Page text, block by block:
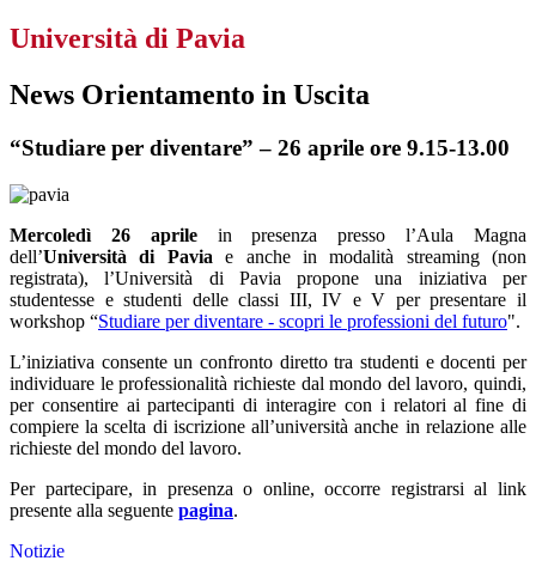
Università di Pavia
News Orientamento in Uscita
“Studiare per diventare” – 26 aprile ore 9.15-13.00
Mercoledì 26 aprilein presenza presso l’Aula Magna
dell’Università di Pavia e anche in modalità streaming (non
registrata), l’Università di Pavia propone una iniziativa per
studentesse e studenti delle classi III, IV e V per presentare il
workshop “Studiare per diventare - scopri le professioni del futuro".
L’iniziativa consente un confronto diretto tra studenti e docenti per
individuare le professionalità richieste dal mondo del lavoro, quindi,
per consentire ai partecipanti di interagire con i relatori al fine di
compiere la scelta di iscrizione all’università anche in relazione alle
richieste del mondo del lavoro.
Per partecipare, in presenza o online, occorre registrarsi al link
presente alla seguente pagina.
Notizie